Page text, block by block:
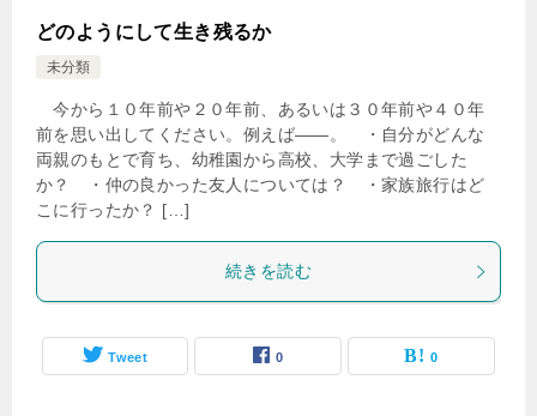
どのようにして生き残るか
未分類
今から１０年前や２０年前、あるいは３０年前や４０年
前を思い出してください。例えば――。 ・自分がどんな
両親のもとで育ち、幼稚園から高校、大学まで過ごした
か？ ・仲の良かった友人については？ ・家族旅行はど
こに行ったか？ […]
続きを読む
Tweet 0 0